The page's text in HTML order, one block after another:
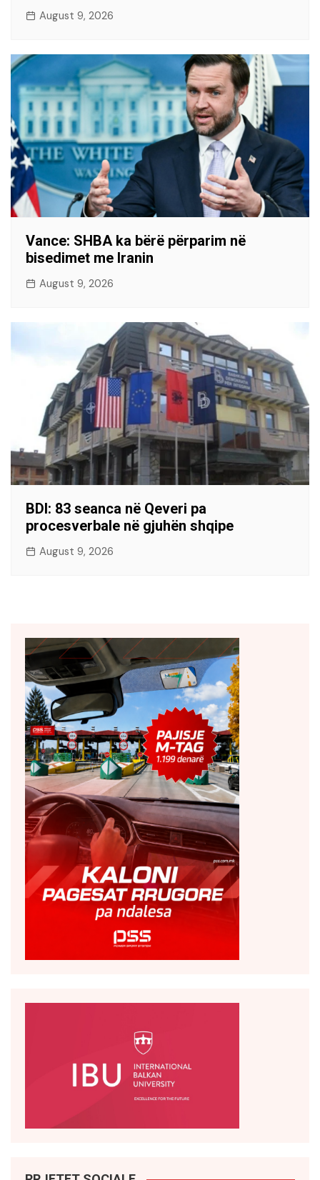
August 9, 2026
Vance: SHBA ka bërë përparim në
bisedimet me Iranin
August 9, 2026
BDI: 83 seanca në Qeveri pa
procesverbale në gjuhën shqipe
August 9, 2026